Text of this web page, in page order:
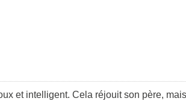
et intelligent. Cela réjouit son père,